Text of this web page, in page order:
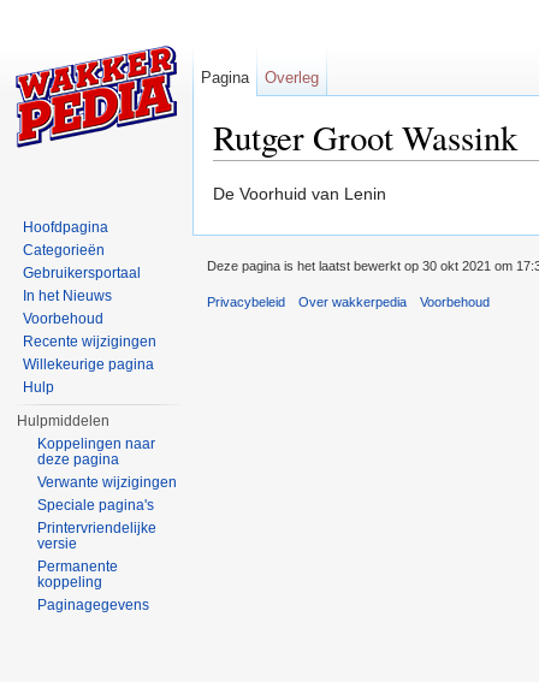
Rutger Groot Wassink
De Voorhuid van Lenin
Pagina Overleg
Hoofdpagina
Categorieën
Gebruikersportaal
In het Nieuws
Voorbehoud
Recente wijzigingen
Willekeurige pagina
Hulp
Hulpmiddelen
Koppelingen naar
deze pagina
Verwante wijzigingen
Speciale pagina's
Printervriendelijke
versie
Permanente
koppeling
Paginagegevens
Deze pagina is het laatst bewerkt op 30 okt 2021 om
Privacybeleid Over wakkerpedia Voorbehoud